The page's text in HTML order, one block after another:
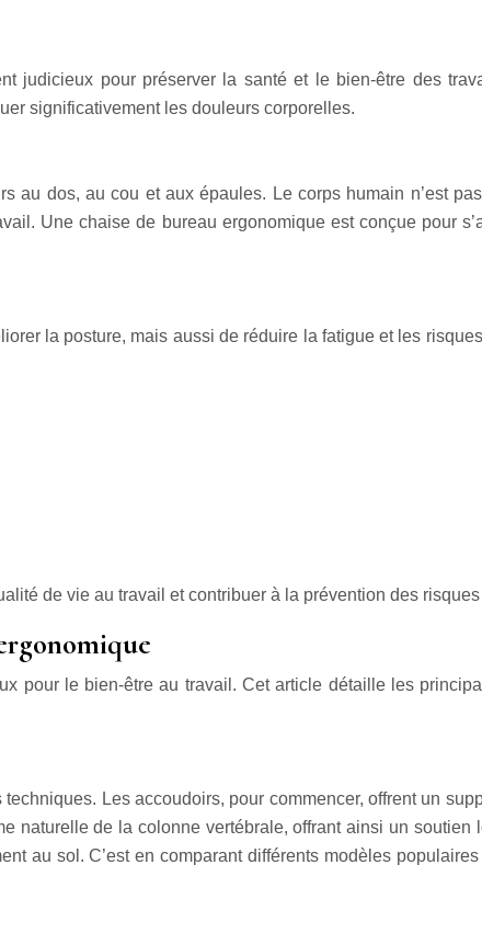
judicieux pour préserver la santé et le bien-être des
significativement les douleurs corporelles.
au dos, au cou et aux épaules. Le corps humain n’est
Une chaise de bureau ergonomique est conçue pour
la posture, mais aussi de réduire la fatigue et les
de vie au travail et contribuer à la prévention des
pour le bien-être au travail. Cet article détaille les
Les accoudoirs, pour commencer, offrent un
naturelle de la colonne vertébrale, offrant ainsi un
au sol. C’est en comparant différents modèles